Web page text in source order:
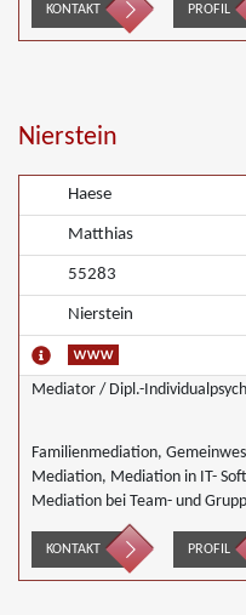
Mediation bei Team- und
Unternehmensnachfolgen,
KONTAKT PROFIL
Nierstein
Haese
Matthias
55283
Nierstein
Mediator / Dipl.-
Familienmediation,
Mediation, Mediation in IT-
Mediation bei Team- und
Unternehmensnachfolgen,
KONTAKT PROFIL